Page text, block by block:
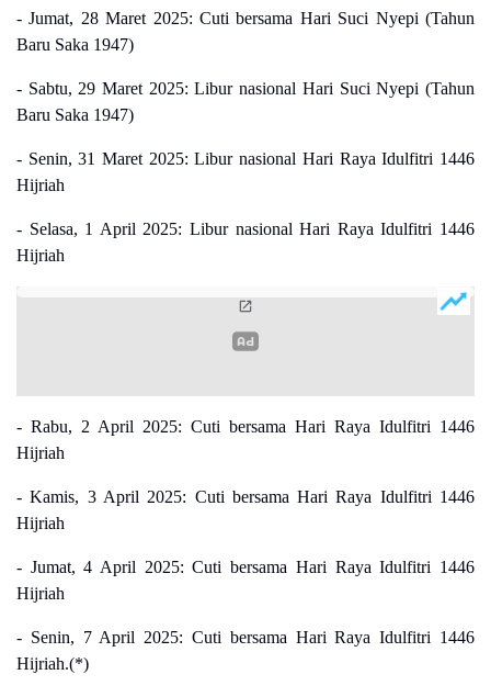
- Jumat, 28 Maret 2025: Cuti bersama Hari Suci Nyepi (Tahun
Baru Saka 1947)
- Sabtu, 29 Maret 2025: Libur nasional Hari Suci Nyepi (Tahun
Baru Saka 1947)
- Senin, 31 Maret 2025: Libur nasional Hari Raya Idulfitri 1446
Hijriah
- Selasa, 1 April 2025: Libur nasional Hari Raya Idulfitri 1446
Hijriah
- Rabu, 2 April 2025: Cuti bersama Hari Raya Idulfitri 1446
Hijriah
- Kamis, 3 April 2025: Cuti bersama Hari Raya Idulfitri 1446
Hijriah
- Jumat, 4 April 2025: Cuti bersama Hari Raya Idulfitri 1446
Hijriah
- Senin, 7 April 2025: Cuti bersama Hari Raya Idulfitri 1446
Hijriah.(*)